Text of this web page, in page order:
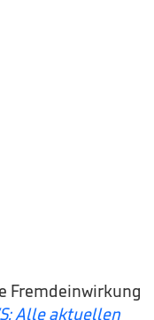
Fremdeinwirkung
Alle aktuellen